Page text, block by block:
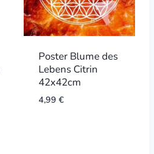
Poster Blume des
Lebens Citrin
42x42cm
4,99 €